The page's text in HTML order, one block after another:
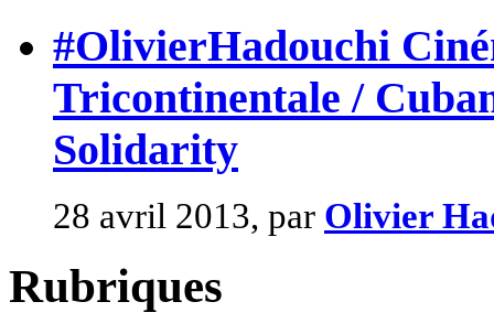
#OlivierHadouchi
Tricontinentale /
Solidarity
28 avril 2013, par Olivier
Rubriques